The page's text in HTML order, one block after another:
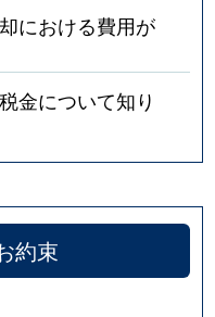
における費用が
金について知り
約束